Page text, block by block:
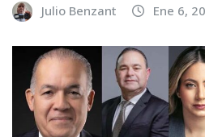
Julio Benzant Ene 6,